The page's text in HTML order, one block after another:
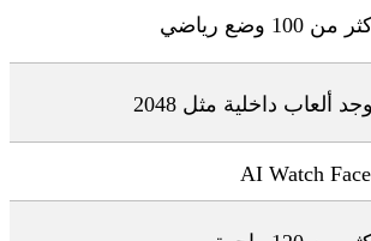
من 100 وضع رياضي
ألعاب داخلية مثل 2048
AI Watch